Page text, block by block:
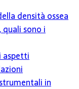
densità ossea
sono i
aspetti
in